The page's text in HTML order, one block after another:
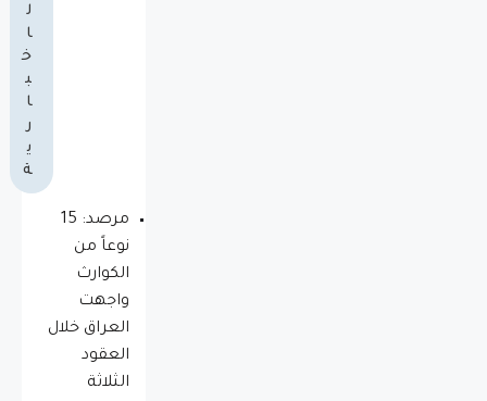
ل
ا
خ
ب
ا
ر
ي
ة
مرصد: 15
نوعاً من
الكوارث
واجهت
العراق خلال
العقود
الثلاثة